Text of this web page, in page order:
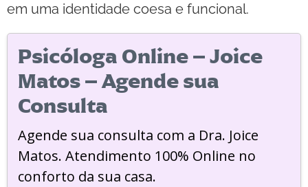
em uma identidade coesa e funcional.
Psicóloga Online – Joice
Matos – Agende sua
Consulta
Agende sua consulta com a Dra. Joice
Matos. Atendimento 100% Online no
conforto da sua casa.